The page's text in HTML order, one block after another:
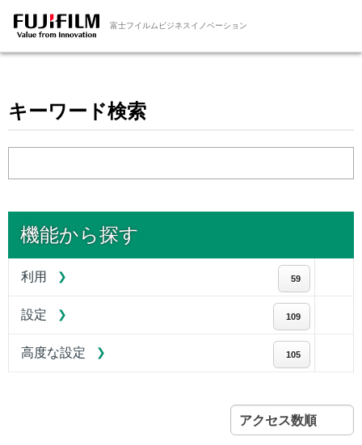
富士フイルムビジネスイノベーション
キーワード検索
機能から探す
利用 59
設定 109
高度な設定 105
アクセス数順